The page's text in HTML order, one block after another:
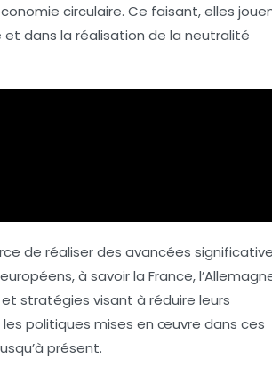
circulaire. Ce faisant, elles
et dans la réalisation de la neutralité
de réaliser des avancées
à savoir la France,
stratégies visant à réduire leurs
politiques mises en œuvre dans ces
présent.